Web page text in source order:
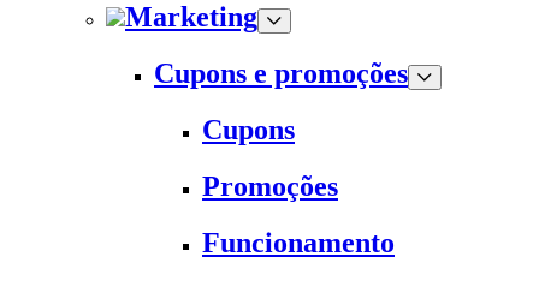
Marketing
Cupons e promoções
Cupons
Promoções
Funcionamento